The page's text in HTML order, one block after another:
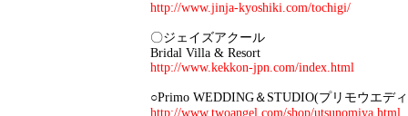
http://www.jinja-kyoshiki.com/tochigi/
〇ジェイズアクール
Bridal Villa & Resort
http://www.kekkon-jpn.com/index.html
○Primo WEDDING＆STUDIO(プリモウエデ
http://www.twoangel.com/shop/utsunomiya.html